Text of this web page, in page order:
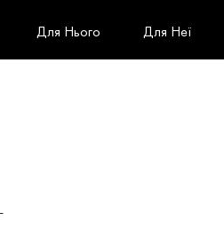
Для Нього Для Неї